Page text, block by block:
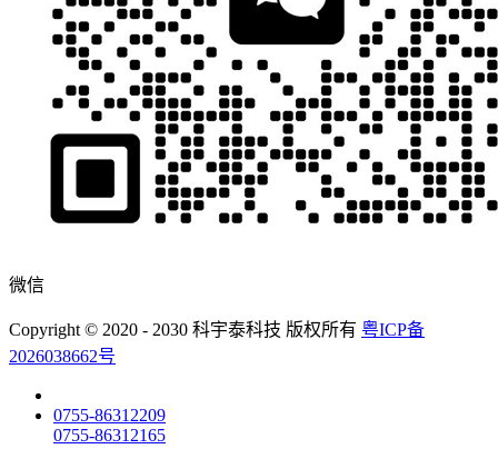
微信
Copyright © 2020 - 2030 科宇泰科技 版权所有 粤ICP备
2026038662号
0755-86312209
0755-86312165